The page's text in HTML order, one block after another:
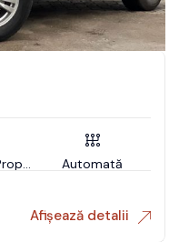
Gaz-Benzin (Propan)
Automată
Afișează detalii